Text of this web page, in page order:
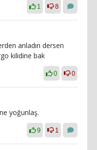
1 8
anladın dersen
kilidine bak
0 0
yoğunlaş.
9 1